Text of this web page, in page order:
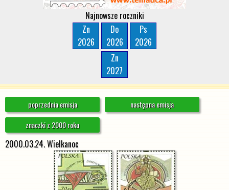
Najnowsze roczniki
Zn
2026
Do
2026
Ps
2026
Zn
2027
poprzednia emisja
następna emisja
znaczki z 2000 roku
2000.03.24. Wielkanoc